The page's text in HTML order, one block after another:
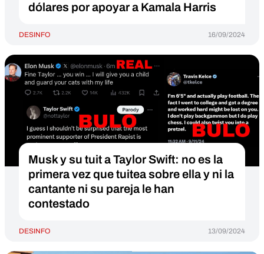
dólares por apoyar a Kamala Harris
DESINFO 16/09/2024
Musk y su tuit a Taylor Swift: no es la
primera vez que tuitea sobre ella y ni la
cantante ni su pareja le han
contestado
DESINFO 13/09/2024